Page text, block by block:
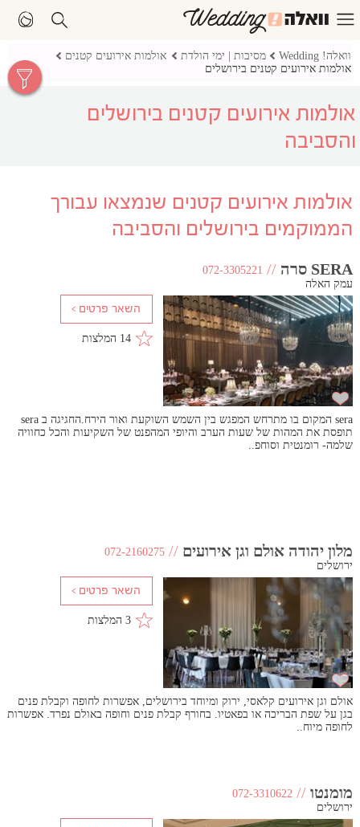
וואלה! Wedding מסיבות | ימי הולדת
אולמות אירועים קטנים
אולמות אירועים קטנים בירושלים
אולמות אירועים קטנים בירושלים
והסביבה
אולמות אירועים קטנים שנמצאו עבורך
הממוקמים בירושלים והסביבה
SERA סרה //
072-3305221
עמק האלה
14 המלצות
sera המקום בו מתרחש המפגש בין השמש השוקעת ואור הירח.החגיגה ב sera
תופסת את המהות של שעות הערב והיופי המהפנט של השקיעות והכל כחוויה
שלמה- רומנטית וסוחפ..
מלון יהודה אולם וגן אירועים //
072-2160275
ירושלים
3 המלצות
אולם וגן אירועים קלאסי, ירוק ומיוחד בירושלים, אפשרות לחופה וקבלת פנים
בגן על שפת הבריכה או בפאטיו. בחורף קבלת פנים וחופה באולם נפרד. אפשרות
לחופה מיוח..
מומנטו //
072-3310622
ירושלים